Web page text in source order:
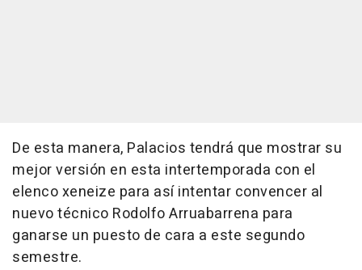
De esta manera, Palacios tendrá que mostrar su
mejor versión en esta intertemporada con el
elenco xeneize para así intentar convencer al
nuevo técnico Rodolfo Arruabarrena para
ganarse un puesto de cara a este segundo
semestre.